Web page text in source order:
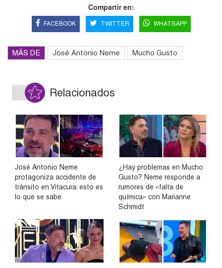
Compartir en:
FACEBOOK TWITTER WHATSAPP
MÁS DE José Antonio Neme Mucho Gusto
Relacionados
José Antonio Neme
protagoniza accidente de
tránsito en Vitacura: esto es
lo que se sabe
¿Hay problemas en Mucho
Gusto? Neme responde a
rumores de «falta de
química» con Marianne
Schmidt